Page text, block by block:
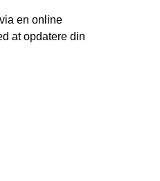
en online
at opdatere din